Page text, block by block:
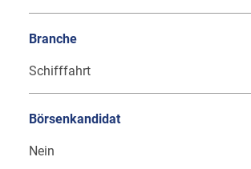
Branche
Schifffahrt
Börsenkandidat
Nein